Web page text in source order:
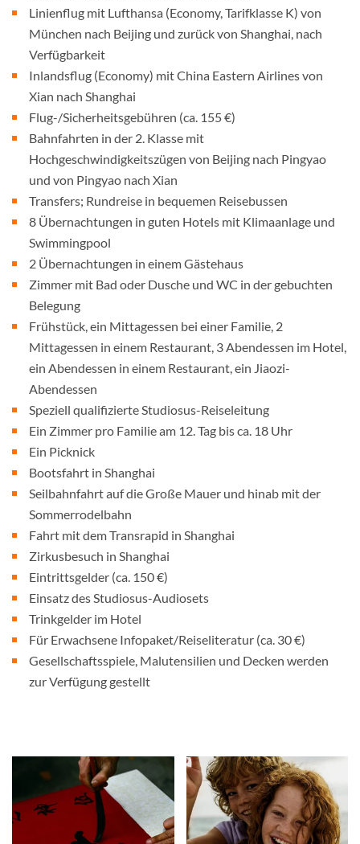
Linienflug mit Lufthansa (Economy, Tarifklasse K) von
München nach Beijing und zurück von Shanghai, nach
Verfügbarkeit
Inlandsflug (Economy) mit China Eastern Airlines von
Xian nach Shanghai
Flug-/Sicherheitsgebühren (ca. 155 €)
Bahnfahrten in der 2. Klasse mit
Hochgeschwindigkeitszügen von Beijing nach Pingyao
und von Pingyao nach Xian
Transfers; Rundreise in bequemen Reisebussen
8 Übernachtungen in guten Hotels mit Klimaanlage und
Swimmingpool
2 Übernachtungen in einem Gästehaus
Zimmer mit Bad oder Dusche und WC in der gebuchten
Belegung
Frühstück, ein Mittagessen bei einer Familie, 2
Mittagessen in einem Restaurant, 3 Abendessen im Hotel,
ein Abendessen in einem Restaurant, ein Jiaozi-
Abendessen
Speziell qualifizierte Studiosus-Reiseleitung
Ein Zimmer pro Familie am 12. Tag bis ca. 18 Uhr
Ein Picknick
Bootsfahrt in Shanghai
Seilbahnfahrt auf die Große Mauer und hinab mit der
Sommerrodelbahn
Fahrt mit dem Transrapid in Shanghai
Zirkusbesuch in Shanghai
Eintrittsgelder (ca. 150 €)
Einsatz des Studiosus-Audiosets
Trinkgelder im Hotel
Für Erwachsene Infopaket/Reiseliteratur (ca. 30 €)
Gesellschaftsspiele, Malutensilien und Decken werden
zur Verfügung gestellt